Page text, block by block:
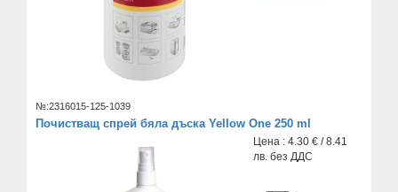
№:2316015-125-1039
Почистващ спрей бяла дъска Yellow One 250 ml
Цена : 4.30 € / 8.41
лв. без ДДС